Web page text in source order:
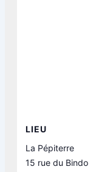
LIEU
La Pépiterre
15 rue du Bindo